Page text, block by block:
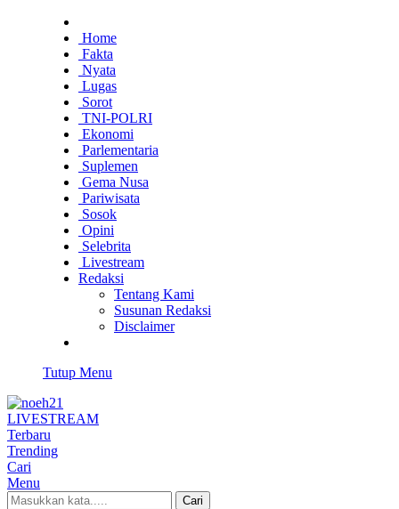
Home
Fakta
Nyata
Lugas
Sorot
TNI-POLRI
Ekonomi
Parlementaria
Suplemen
Gema Nusa
Pariwisata
Sosok
Opini
Selebrita
Livestream
Redaksi
Tentang Kami
Susunan Redaksi
Disclaimer
Tutup Menu
LIVESTREAM
Terbaru
Trending
Cari
Menu
Cari